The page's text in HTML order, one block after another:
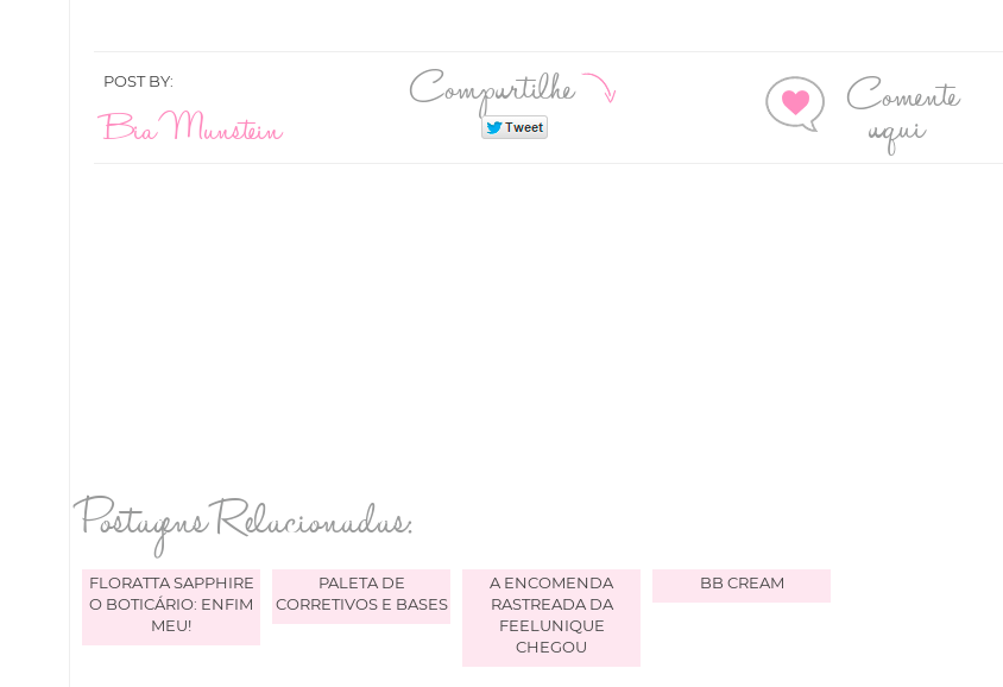
POST BY:
Bia Munstein
Compartilhe Comente
aqui
Postagens Relacionadas:
FLORATTA SAPPHIRE
O BOTICÁRIO: ENFIM
MEU!
PALETA DE
CORRETIVOS E BASES
A ENCOMENDA
RASTREADA DA
FEELUNIQUE
CHEGOU
BB CREAM